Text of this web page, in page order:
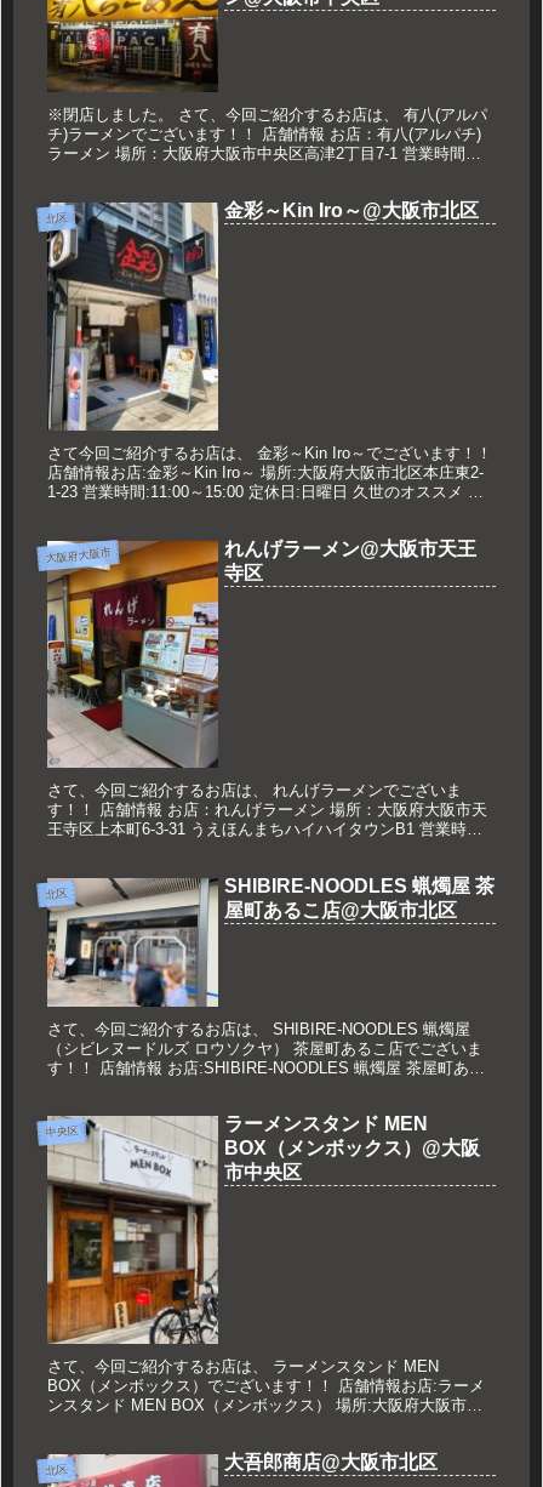
※閉店しました。 さて、今回ご紹介するお店は、 有八(アルパ
チ)ラーメンでございます！！ 店舗情報 お店：有八(アルパチ)
ラーメン 場所：大阪府大阪市中央区高津2丁目7-1 営業時間：
北区 金彩～Kin Iro～@大阪市北区
さて今回ご紹介するお店は、 金彩～Kin Iro～でございます！！
店舗情報お店:金彩～Kin Iro～ 場所:大阪府大阪市北区本庄東2-
1-23 営業時間:11:00～15:00 定休日:日曜日 久世のオススメ 煮
大阪府大阪市
れんげラーメン@大阪市天王
寺区
さて、今回ご紹介するお店は、 れんげラーメンでございま
す！！ 店舗情報 お店：れんげラーメン 場所：大阪府大阪市天
王寺区上本町6-3-31 うえほんまちハイハイタウンB1 営業時
北区
SHIBIRE-NOODLES 蝋燭屋 茶
屋町あるこ店@大阪市北区
さて、今回ご紹介するお店は、 SHIBIRE-NOODLES 蝋燭屋
（シビレヌードルズ ロウソクヤ） 茶屋町あるこ店でございま
す！！ 店舗情報 お店:SHIBIRE-NOODLES 蝋燭屋 茶屋町ある
中央区
ラーメンスタンド MEN
BOX（メンボックス）@大阪
市中央区
さて、今回ご紹介するお店は、 ラーメンスタンド MEN
BOX（メンボックス）でございます！！ 店舗情報お店:ラーメ
ンスタンド MEN BOX（メンボックス） 場所:大阪府大阪市中
北区 大吾郎商店@大阪市北区